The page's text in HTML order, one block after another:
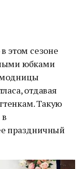
этом сезоне
юбками
отдавая
Такую
праздничный